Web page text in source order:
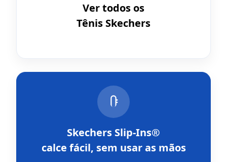
Ver todos os
Tênis Skechers
Skechers Slip-Ins®
calce fácil, sem usar as mãos